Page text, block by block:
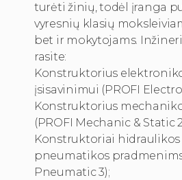
turėti žinių, todėl įranga
vyresnių klasių
bet ir mokytojams.
rasite:
Konstruktorius
įsisavinimui (PROFI
Konstruktorius
(PROFI Mechanic & Static
Konstruktoriai hidraulikos
pneumatikos pradmenims
Pneumatic 3);